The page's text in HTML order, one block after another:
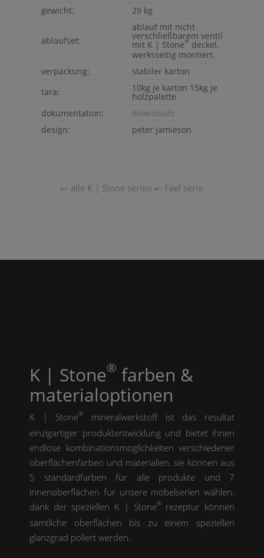
gewicht:
29 kg
ablaufset:
ablauf mit nicht
verschließbarem ventil
mit K | Stone®deckel,
werksseitig montiert.
verpackung:
stabiler karton
tara:
10kg je karton 15kg je
holzpalette
dokumentation:
downloads
design:
peter jamieson
↜ alle K | Stone serien ↜ Feel serie
K | Stone® farben &
materialoptionen
K | Stone®
mineralwerkstoff ist das resultat
einzigartiger produktentwicklung und bietet ihnen
endlose kombinationsmöglichkeiten verschiedener
oberflächenfarben und materialien. sie können aus
5 standardfarben für alle produkte und 7
innenoberflächen für unsere möbelserien wählen.
dank der speziellen K | Stone®rezeptur können
sämtliche oberflächen bis zu einem speziellen
glanzgrad poliert werden.